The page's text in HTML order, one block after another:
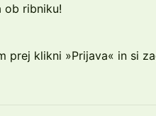
ob ribniku!
prej klikni »Prijava« in si